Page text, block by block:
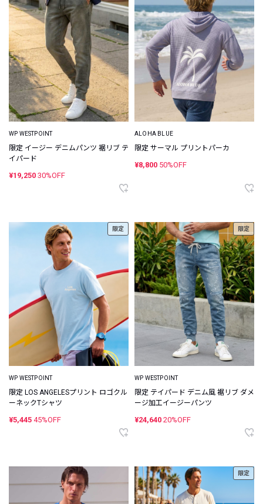
WP WESTPOINT
限定 イージー デニムパンツ 裾リブ テ
イパード
¥19,250 30%OFF
ALOHA BLUE
限定 サーマル プリントパーカ
¥8,800 50%OFF
限定
WP WESTPOINT
限定 LOS ANGELESプリント ロゴクル
ーネックTシャツ
¥5,445 45%OFF
限定
WP WESTPOINT
限定 テイパード デニム風 裾リブ ダメ
ージ加工イージーパンツ
¥24,640 20%OFF
限定